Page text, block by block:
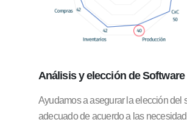
Análisis y elecciónde Software
Ayudamos a asegurar la elección del
adecuado de acuerdo a las